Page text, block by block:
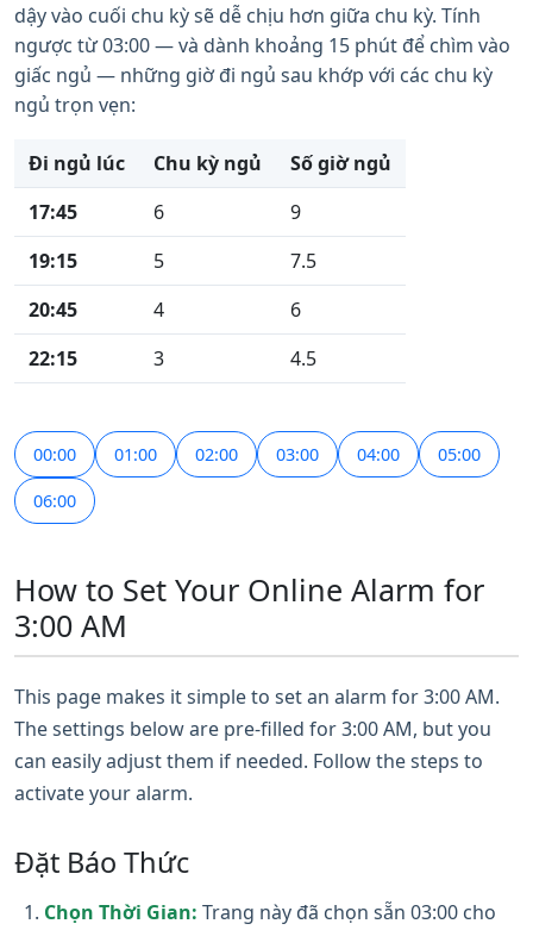
dậy vào cuối chu kỳ sẽ dễ chịu hơn giữa chu kỳ. Tính
ngược từ 03:00 — và dành khoảng 15 phút để chìm vào
giấc ngủ — những giờ đi ngủ sau khớp với các chu kỳ
ngủ trọn vẹn:
Đi ngủ lúc Chu kỳ ngủ
Số giờ ngủ
17:45
6
9
19:15
5
7.5
20:45
4
6
22:15
3 4.5
00:00 01:00 02:00 03:00 04:00 05:00
06:00
How to Set Your Online Alarm for
3:00 AM
This page makes it simple to set an alarm for 3:00 AM.
The settings below are pre-filled for 3:00 AM, but you
can easily adjust them if needed. Follow the steps to
activate your alarm.
Đặt Báo Thức
Chọn Thời Gian: Trang này đã chọn sẵn 03:00 cho